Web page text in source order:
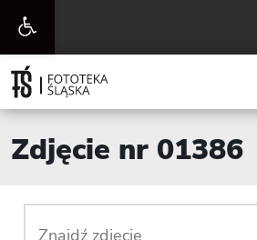
Otwórz
pasek
narzędzi
Zdjęcie nr 01386